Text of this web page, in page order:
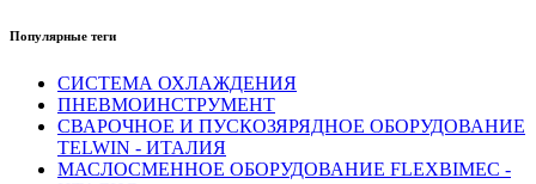
Популярные теги
СИСТЕМА ОХЛАЖДЕНИЯ
ПНЕВМОИНСТРУМЕНТ
СВАРОЧНОЕ И ПУСКОЗЯРЯДНОЕ ОБОРУДОВАНИЕ
TELWIN - ИТАЛИЯ
МАСЛОСМЕННОЕ ОБОРУДОВАНИЕ FLEXBIMEC -